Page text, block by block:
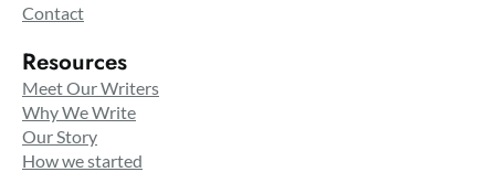
Contact
Resources
Meet Our Writers
Why We Write
Our Story
How we started